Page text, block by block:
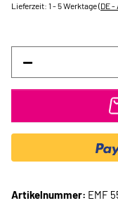
Lieferzeit: 1 - 5 Werktage(DE
Artikelnummer: EMF